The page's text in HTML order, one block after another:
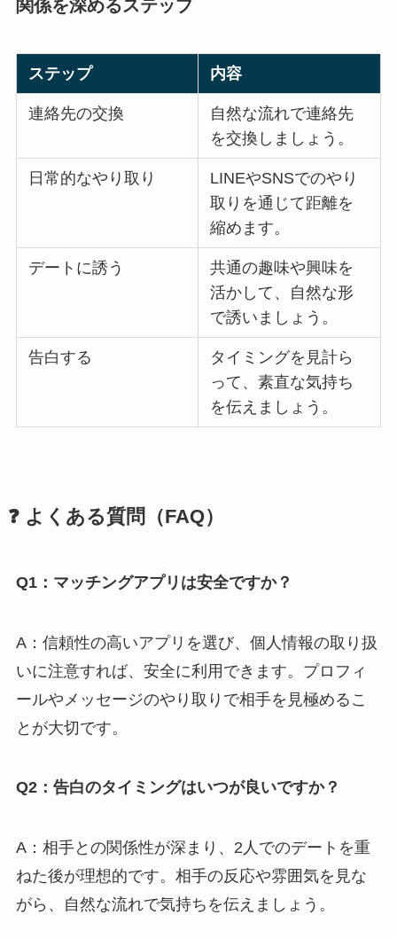
関係を深めるステップ
ステップ 内容
連絡先の交換
自然な流れで連絡先
を交換しましょう。
日常的なやり取り
LINEやSNSでのやり
取りを通じて距離を
縮めます。
デートに誘う
共通の趣味や興味を
活かして、自然な形
で誘いましょう。
告白する
タイミングを見計ら
って、素直な気持ち
を伝えましょう。
❓ よくある質問（FAQ）
Q1：マッチングアプリは安全ですか？
A：信頼性の高いアプリを選び、個人情報の取り扱
いに注意すれば、安全に利用できます。プロフィ
ールやメッセージのやり取りで相手を見極めるこ
とが大切です。
Q2：告白のタイミングはいつが良いですか？
A：相手との関係性が深まり、2人でのデートを重
ねた後が理想的です。相手の反応や雰囲気を見な
がら、自然な流れで気持ちを伝えましょう。